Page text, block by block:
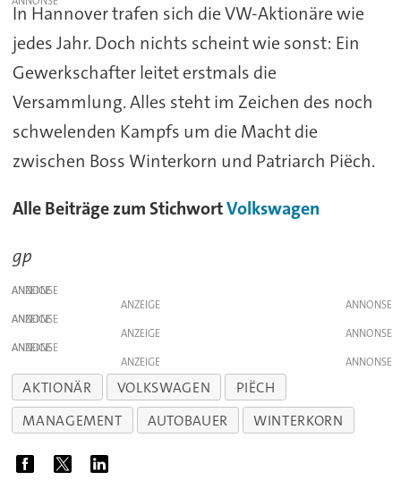
In Hannover trafen sich die VW-Aktionäre wie
jedes Jahr. Doch nichts scheint wie sonst: Ein
Gewerkschafter leitet erstmals die
Versammlung. Alles steht im Zeichen des noch
schwelenden Kampfs um die Macht die
zwischen Boss Winterkorn und Patriarch Piëch.
Alle Beiträge zum StichwortVolkswagen
gp
ANZEIGE
ANZEIGE
ANZEIGE
ANZEIGE
ANZEIGE
ANZEIGE
AKTIONÄR VOLKSWAGEN
PIËCH
MANAGEMENT
AUTOBAUER WINTERKORN